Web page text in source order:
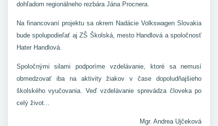
dohľadom regionálneho rezbára Jána Procnera.
Na financovaní projektu sa okrem Nadácie Volkswagen Slovakia
bude spolupodieľať aj ZŠ Školská, mesto Handlová a spoločnosť
Hater Handlová.
Spoločnými silami podporíme vzdelávanie, ktoré sa nemusí
obmedzovať iba na aktivity žiakov v čase dopoludňajšieho
školského vyučovania. Veď vzdelávanie sprevádza človeka po
celý život...
Mgr. Andrea Ujčeková